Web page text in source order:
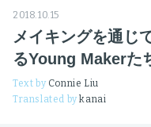
2018.10.15
メイキングを通じ
るYoung Makerた
Text by Connie Liu
Translated bykanai